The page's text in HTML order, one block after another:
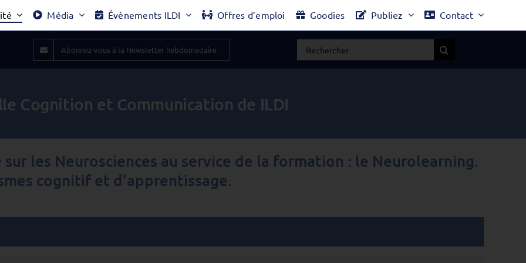
Média Évènements ILDI Offres d’emploi Goodies Publiez Contact
Abonnez-vous à la Newsletter hebdomadaire Rechercher:
Cognition et Communication de ILDI
les Neurosciences au service de la formation : le Neurolearning.
cognitif et d’apprentissage.